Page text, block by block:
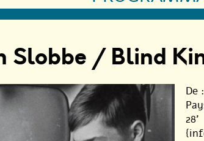
Slobbe / Blind
De :
28'